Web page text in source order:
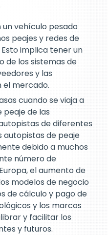
vehículo pesado
peajes y redes de
implica tener un
de los sistemas de
y las
el mercado.
cuando se viaja a
peaje de las
de diferentes
autopistas de peaje
debido a muchos
número de
el aumento de
modelos de negocio
de cálculo y pago de
y los marcos
y facilitar los
y futuros.